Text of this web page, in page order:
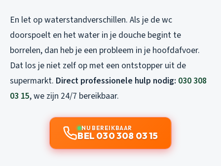
En let op waterstandverschillen. Als je de wc
doorspoelt en het water in je douche begint te
borrelen, dan heb je een probleem in je hoofdafvoer.
Dat los je niet zelf op met een ontstopper uit de
supermarkt. Direct professionele hulp nodig: 030 308
03 15, we zijn 24/7 bereikbaar.
NU BEREIKBAAR
BEL 030 308 03 15